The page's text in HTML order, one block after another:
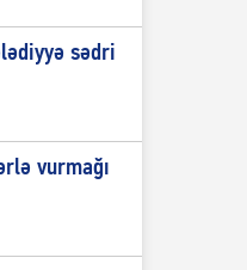
sədri
vurmağı